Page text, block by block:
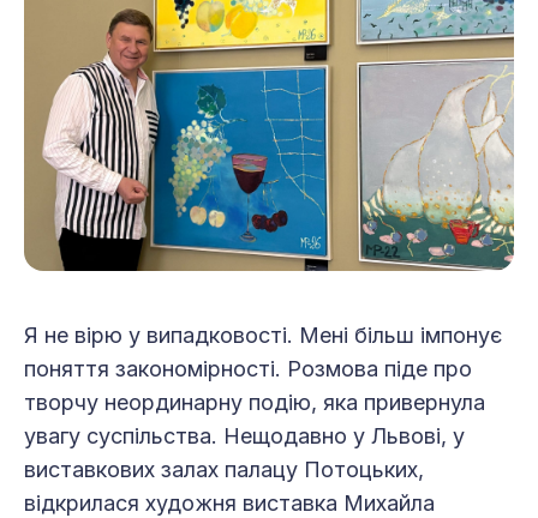
Я не вірю у випадковості. Мені більш імпонує
поняття закономірності. Розмова піде про
творчу неординарну подію, яка привернула
увагу суспільства. Нещодавно у Львові, у
виставкових залах палацу Потоцьких,
відкрилася художня виставка Михайла